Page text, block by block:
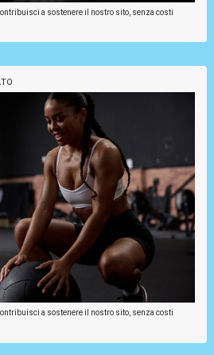
a sostenere il nostro sito, senza costi
a sostenere il nostro sito, senza costi